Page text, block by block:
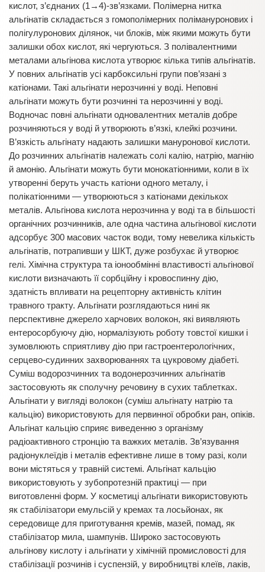
кислот, з’єднаних (1→4)-зв’язками. Полімерна нитка
альгінатів складається з гомополімерних полімануронових і
полігулуронових ділянок, чи блоків, між якими можуть бути
залишки обох кислот, які чергуються. З полівалентними
металами альгінова кислота утворює кілька типів альгінатів.
У повних альгінатів усі карбоксильні групи пов’язані з
катіонами. Такі альгінати нерозчинні у воді. Неповні
альгінати можуть бути розчинні та нерозчинні у воді.
Водночас повні альгінати одновалентних металів добре
розчиняються у воді й утворюють в’язкі, клейкі розчини.
В’язкість альгінату надають залишки мануронової кислоти.
До розчинних альгінатів належать солі калію, натрію, магнію
й амонію. Альгінати можуть бути монокатіонними, коли в їх
утворенні беруть участь катіони одного металу, і
полікатіонними — утворюються з катіонами декількох
металів. Альгінова кислота нерозчинна у воді та в більшості
органічних розчинників, але одна частина альгінової кислоти
адсорбує 300 масових часток води, тому невелика кількість
альгінатів, потрапивши у ШКТ, дуже розбухає й утворює
гелі. Хімічна структура та іонообмінні властивості альгінової
кислоти визначають її сорбційну і кровоспинну дію,
здатність впливати на рецепторну активність клітин
травного тракту. Альгінати розглядаються нині як
перспективне джерело харчових волокон, які виявляють
ентеросорбуючу дію, нормалізують роботу товстої кишки і
зумовлюють сприятливу дію при гастроентерологічних,
серцево-судинних захворюваннях та цукровому діабеті.
Суміш водорозчинних та водонерозчинних альгінатів
застосовують як сполучну речовину в сухих таблетках.
Альгінати у вигляді волокон (суміш альгінату натрію та
кальцію) використовують для первинної обробки ран, опіків.
Альгінат кальцію сприяє виведенню з організму
радіоактивного стронцію та важких металів. Зв’язування
радіонуклеїдів і металів ефективне лише в тому разі, коли
вони містяться у травній системі. Альгінат кальцію
використовують у зубопротезній практиці — при
виготовленні форм. У косметиці альгінати використовують
як стабілізатори емульсій у кремах та лосьйонах, як
середовище для приготування кремів, мазей, помад, як
стабілізатор мила, шампунів. Широко застосовують
альгінову кислоту і альгінати у хімічній промисловості для
стабілізації розчинів і суспензій, у виробництві клеїв, лаків,